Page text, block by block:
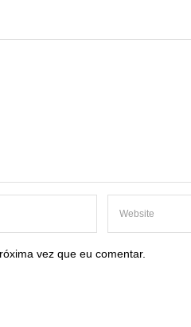
vez que eu comentar.